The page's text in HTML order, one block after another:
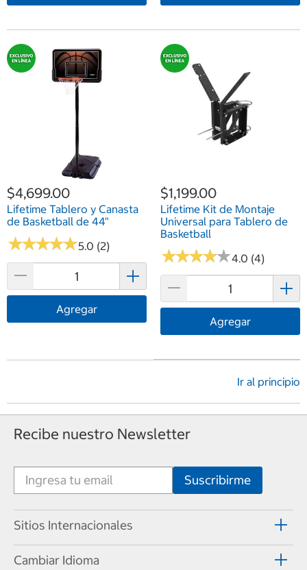
$4,699.00
Lifetime Tablero y Canasta
de Basketball de 44"
★★★★★
★★★★★5.0 (2)
Agregar
$1,199.00
Lifetime Kit de Montaje
Universal para Tablero de
Basketball
★★★★★
★★★★★4.0 (4)
Agregar
Ir al principio
Recibe nuestro Newsletter
Sitios Internacionales
Cambiar Idioma